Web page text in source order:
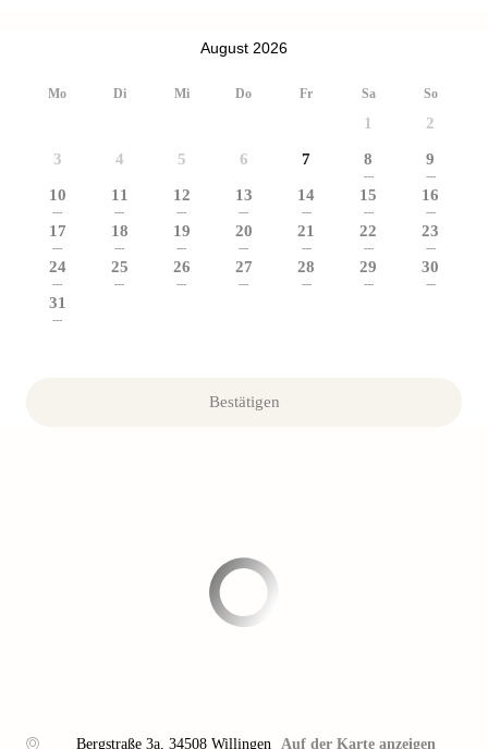
August 2026
Mo Di Mi Do Fr Sa So
1 2
3 4 5 6 7 8
---
9
---
10
---
11
---
12
---
13
---
14
---
15
---
16
---
17
---
18
---
19
---
20
---
21
---
22
---
23
---
24
---
25
---
26
---
27
---
28
---
29
---
30
---
31
---
Bestätigen
Bergstraße 3a, 34508 Willingen Auf der Karte anzeigen